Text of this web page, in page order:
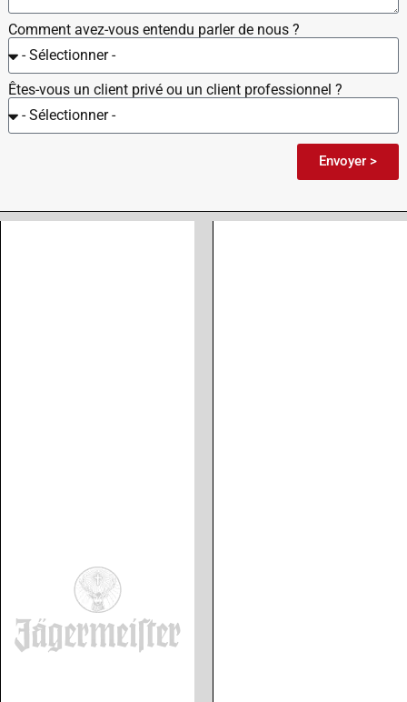
Comment avez-vous entendu parler de nous ?
Êtes-vous un client privé ou un client professionnel ?
Envoyer >